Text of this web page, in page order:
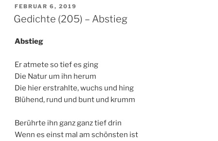
VERÖFFENTLICHT
AM
FEBRUAR 6, 2019
Gedichte (205) – Abstieg
Abstieg
Er atmete so tief es ging
Die Natur um ihn herum
Die hier erstrahlte, wuchs und hing
Blühend, rund und bunt und krumm
Berührte ihn ganz ganz tief drin
Wenn es einst mal am schönsten ist